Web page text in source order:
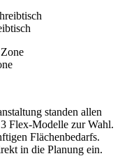
standen allen
Flex-Modelle zur Wahl.
Flächenbedarfs.
in die Planung ein.